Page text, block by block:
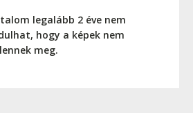
legalább 2 éve nem
hogy a képek nem
meg.